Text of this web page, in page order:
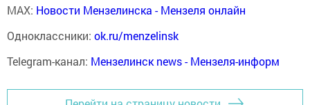
MAX: Новости Мензелинска - Мензеля онлайн
Одноклассники: ok.ru/menzelinsk
Telegram-канал: Мензелинск news - Мензеля-информ